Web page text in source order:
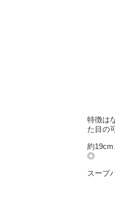
特徴は
た目の
約
◎
スープ